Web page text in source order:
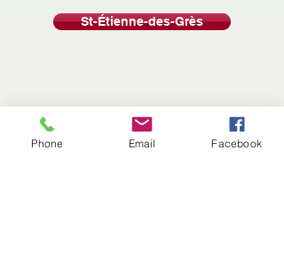
St-Étienne-des-Grès
Phone Email Facebook